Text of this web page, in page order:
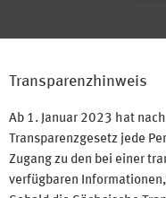
Transparenzhinweis
Ab 1. Januar 2023 hat
Transparenzgesetz jede
Zugang zu den bei einer
verfügbaren